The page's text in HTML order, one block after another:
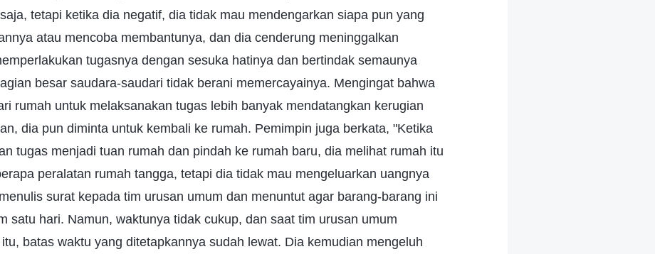
tetapi ketika dia negatif, dia tidak mau mendengarkan siapa pun yang
atau mencoba membantunya, dan dia cenderung meninggalkan
tugasnya dengan sesuka hatinya dan bertindak semaunya
besar saudara-saudari tidak berani memercayainya. Mengingat bahwa
rumah untuk melaksanakan tugas lebih banyak mendatangkan kerugian
dia pun diminta untuk kembali ke rumah. Pemimpin juga berkata, "Ketika
tugas menjadi tuan rumah dan pindah ke rumah baru, dia melihat rumah itu
peralatan rumah tangga, tetapi dia tidak mau mengeluarkan uangnya
surat kepada tim urusan umum dan menuntut agar barang-barang ini
satu hari. Namun, waktunya tidak cukup, dan saat tim urusan umum
batas waktu yang ditetapkannya sudah lewat. Dia kemudian mengeluh